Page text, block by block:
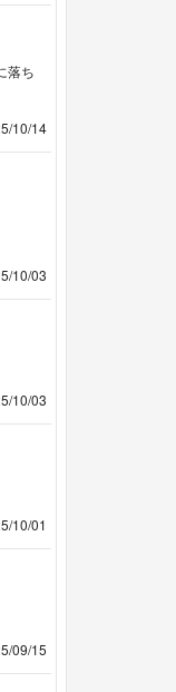
落ち
10/14
10/03
10/03
10/01
09/15